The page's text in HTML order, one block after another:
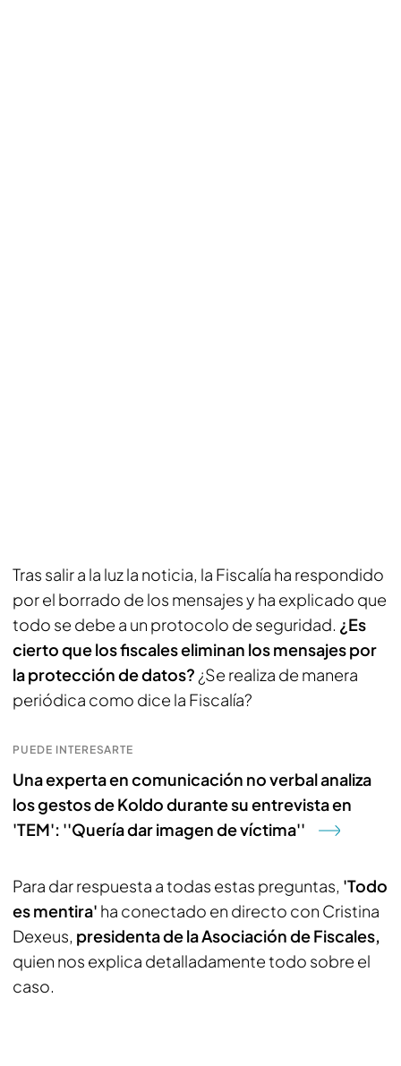
Tras salir a la luz la noticia, la Fiscalía ha respondido
por el borrado de los mensajes y ha explicado que
todo se debe a un protocolo de seguridad. ¿Es
cierto que los fiscales eliminan los mensajes por
la protección de datos? ¿Se realiza de manera
periódica como dice la Fiscalía?
PUEDE INTERESARTE
Una experta en comunicación no verbal analiza
los gestos de Koldo durante su entrevista en
'TEM': ''Quería dar imagen de víctima''
Para dar respuesta a todas estas preguntas, 'Todo
es mentira' ha conectado en directo con Cristina
Dexeus, presidenta de la Asociación de Fiscales,
quien nos explica detalladamente todo sobre el
caso.